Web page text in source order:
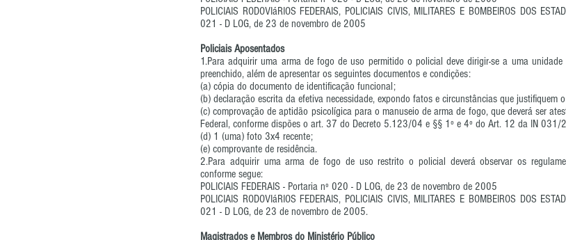
POLICIAIS RODOVIáRIOS FEDERAIS, POLICIAIS CIVIS, MILITARES E BOMBEIROS DOS
021 - D LOG, de 23 de novembro de 2005
Policiais Aposentados
1.Para adquirir uma arma de fogo de uso permitido o policial deve dirigir-se a uma unidade
preenchido, além de apresentar os seguintes documentos e condições:
(a) cópia do documento de identificação funcional;
(b) declaração escrita da efetiva necessidade, expondo fatos e circunstâncias que justifiquem
(c) comprovação de aptidão psicolígica para o manuseio de arma de fogo, que deverá ser
Federal, conforme dispões o art. 37 do Decreto 5.123/04 e §§ 1º e 4º do Art. 12 da IN 031/
(d) 1 (uma) foto 3x4 recente;
(e) comprovante de residência.
2.Para adquirir uma arma de fogo de uso restrito o policial deverá observar os
conforme segue:
POLICIAIS FEDERAIS - Portaria nº 020 - D LOG, de 23 de novembro de 2005
POLICIAIS RODOVIáRIOS FEDERAIS, POLICIAIS CIVIS, MILITARES E BOMBEIROS DOS
021 - D LOG, de 23 de novembro de 2005.
Magistrados e Membros do Ministério Público